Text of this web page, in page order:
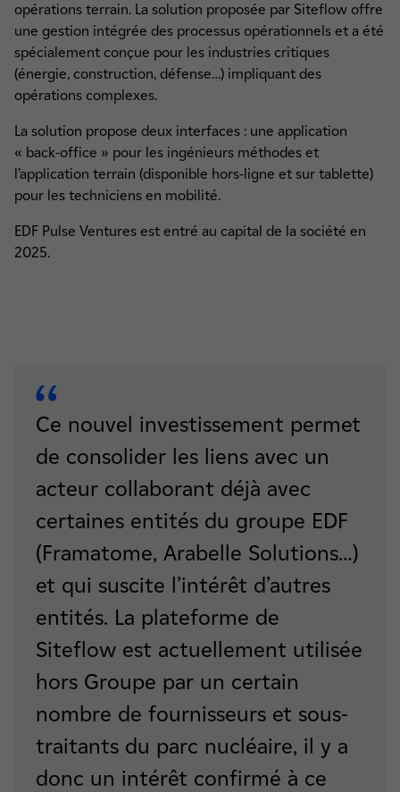
opérations terrain. La solution proposée par Siteflow offre
une gestion intégrée des processus opérationnels et a été
spécialement conçue pour les industries critiques
(énergie, construction, défense…) impliquant des
opérations complexes.
La solution propose deux interfaces : une application
« back-office » pour les ingénieurs méthodes et
l’application terrain (disponible hors-ligne et sur tablette)
pour les techniciens en mobilité.
EDF Pulse Ventures est entré au capital de la société en
2025.
Ce nouvel investissement permet
de consolider les liens avec un
acteur collaborant déjà avec
certaines entités du groupe EDF
(Framatome, Arabelle Solutions…)
et qui suscite l’intérêt d’autres
entités. La plateforme de
Siteflow est actuellement utilisée
hors Groupe par un certain
nombre de fournisseurs et sous-
traitants du parc nucléaire, il y a
donc un intérêt confirmé à ce